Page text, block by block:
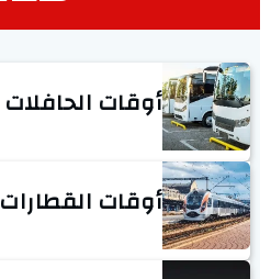
أوقات الحافلات
أوقات القطارات